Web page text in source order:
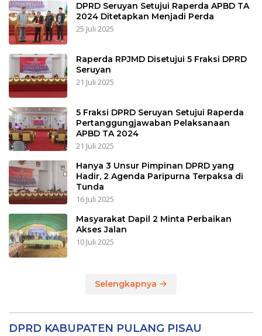
DPRD Seruyan Setujui Raperda APBD TA
2024 Ditetapkan Menjadi Perda
25 Juli 2025
Raperda RPJMD Disetujui 5 Fraksi DPRD
Seruyan
21 Juli 2025
5 Fraksi DPRD Seruyan Setujui Raperda
Pertanggungjawaban Pelaksanaan
APBD TA 2024
21 Juli 2025
Hanya 3 Unsur Pimpinan DPRD yang
Hadir, 2 Agenda Paripurna Terpaksa di
Tunda
16 Juli 2025
Masyarakat Dapil 2 Minta Perbaikan
Akses Jalan
10 Juli 2025
Selengkapnya
DPRD KABUPATEN PULANG PISAU